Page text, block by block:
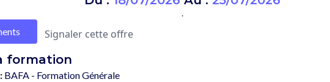
.
Signaler cette offre
formation
BAFA - Formation Générale